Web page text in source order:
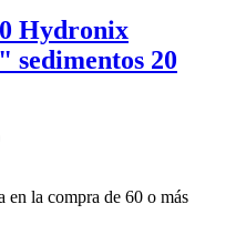
Hydronix
20
la compra de 60 o más